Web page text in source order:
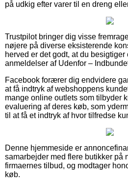
på udkig efter varer til en dreng
Trustpilot bringer dig visse
nøjere på diverse eksisterende
herved er det godt, at du
anmeldelser af Udenfor –
Facebook forærer dig endvidere
at få indtryk af webshoppens
mange online outlets som tilbyder
evaluering af deres køb, som
til at få et indtryk af hvor tilfredse
Denne hjemmeside er
samarbejder med flere butikker på
firmaernes tilbud, og modtager
køb.